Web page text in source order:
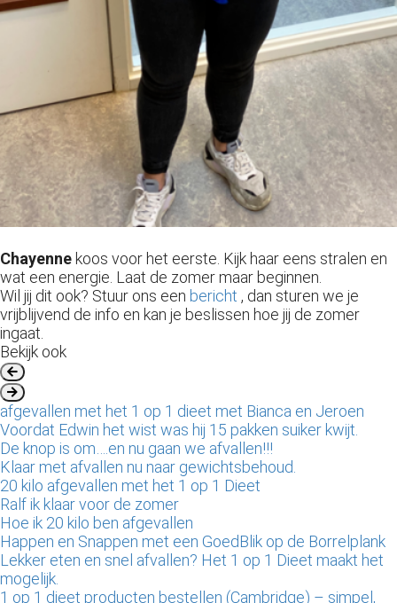
Chayenne koos voor het eerste. Kijk haar eens stralen en
wat een energie. Laat de zomer maar beginnen.
Wil jij dit ook? Stuur ons een bericht , dan sturen we je
vrijblijvend de info en kan je beslissen hoe jij de zomer
ingaat.
Bekijk ook
afgevallen met het 1 op 1 dieet met Bianca en Jeroen
Voordat Edwin het wist was hij 15 pakken suiker kwijt.
De knop is om….en nu gaan we afvallen!!!
Klaar met afvallen nu naar gewichtsbehoud.
20 kilo afgevallen met het 1 op 1 Dieet
Ralf ik klaar voor de zomer
Hoe ik 20 kilo ben afgevallen
Happen en Snappen met een GoedBlik op de Borrelplank
Lekker eten en snel afvallen? Het 1 op 1 Dieet maakt het
mogelijk.
1 op 1 dieet producten bestellen (Cambridge) – simpel,